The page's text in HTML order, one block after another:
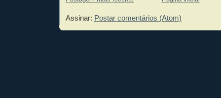
Assinar: Postar comentários (Atom)